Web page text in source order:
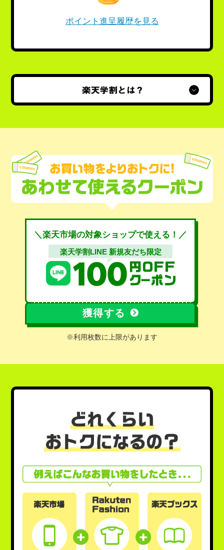
ポイント進呈履歴を見る
＼楽天市場の対象ショップで使える！／
楽天学割LINE 新規友だち限定
100
獲得する
※利用枚数に上限があります